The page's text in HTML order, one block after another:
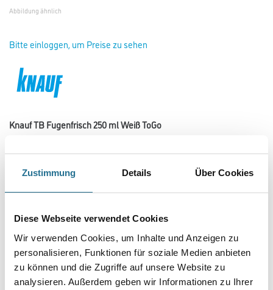
Zustimmung Details Über Cookies
Diese Webseite verwendet Cookies
Wir verwenden Cookies, um Inhalte und Anzeigen zu
personalisieren, Funktionen für soziale Medien anbieten
zu können und die Zugriffe auf unsere Website zu
analysieren. Außerdem geben wir Informationen zu Ihrer
Abbildung ähnlich
Bitte einloggen, um Preise zu sehen
Knauf TB Fugenfrisch 250 ml Weiß ToGo
Gebinde